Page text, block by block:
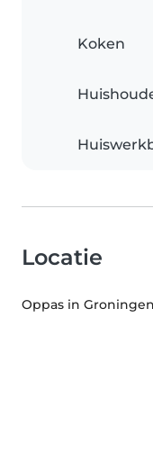
Koken
Locatie
Oppas in Groningen